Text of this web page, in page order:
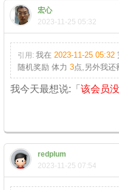
宏心
2023-11-25 05:32
引用: 我在 2023-11-25 05:32
随机奖励 体力 3点,另外我还
我今天最想说:「 该会员
redplum
2023-11-25 07:54